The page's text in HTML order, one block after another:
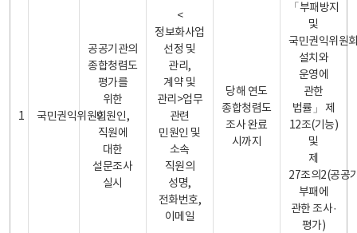
1 국민권익위원회
공공기관의
종합청렴도
평가를
위한
민원인,
직원에
대한
설문조사
실시
<
정보화사업
선정 및
관리,
계약 및
관리>업무
관련
민원인 및
소속
직원의
성명,
전화번호,
이메일
당해 연도
종합청렴도
조사 완료
시까지
「부패방지
및
국민권익위원
설치와
운영에
관한
법률」 제
12조(기능)
및
제
27조의2(공공
부패에
관한 조사·
평가)